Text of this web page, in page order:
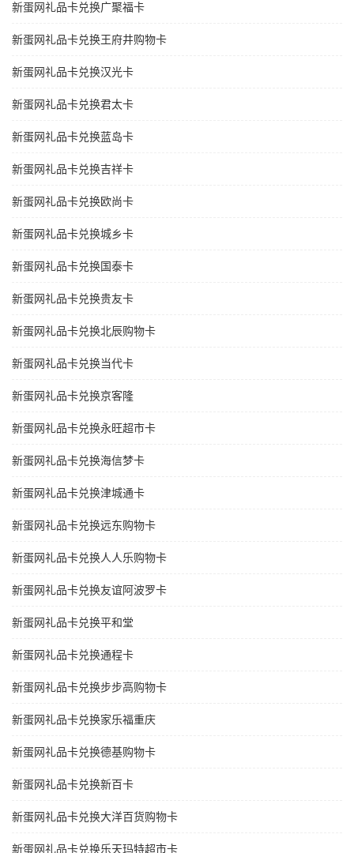
新蛋网礼品卡兑换广聚福卡
新蛋网礼品卡兑换王府井购物卡
新蛋网礼品卡兑换汉光卡
新蛋网礼品卡兑换君太卡
新蛋网礼品卡兑换蓝岛卡
新蛋网礼品卡兑换吉祥卡
新蛋网礼品卡兑换欧尚卡
新蛋网礼品卡兑换城乡卡
新蛋网礼品卡兑换国泰卡
新蛋网礼品卡兑换贵友卡
新蛋网礼品卡兑换北辰购物卡
新蛋网礼品卡兑换当代卡
新蛋网礼品卡兑换京客隆
新蛋网礼品卡兑换永旺超市卡
新蛋网礼品卡兑换海信梦卡
新蛋网礼品卡兑换津城通卡
新蛋网礼品卡兑换远东购物卡
新蛋网礼品卡兑换人人乐购物卡
新蛋网礼品卡兑换友谊阿波罗卡
新蛋网礼品卡兑换平和堂
新蛋网礼品卡兑换通程卡
新蛋网礼品卡兑换步步高购物卡
新蛋网礼品卡兑换家乐福重庆
新蛋网礼品卡兑换德基购物卡
新蛋网礼品卡兑换新百卡
新蛋网礼品卡兑换大洋百货购物卡
新蛋网礼品卡兑换乐天玛特超市卡